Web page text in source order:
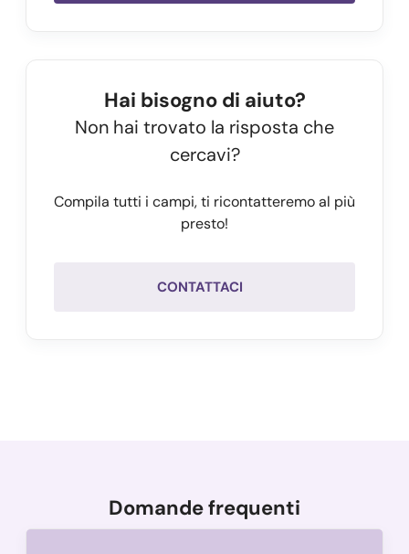
"6040e4613a716838dc4eee0e_0_attivazione.pdf",
    "id":
"6040e4613a716838dc4eee0e",
    "autorinnovo":
false
  "message": "",
Hai bisogno di aiuto?
Non hai trovato la risposta che
cercavi?
Compila tutti i campi, ti ricontatteremo al più
presto!
CONTATTACI
Domande frequenti